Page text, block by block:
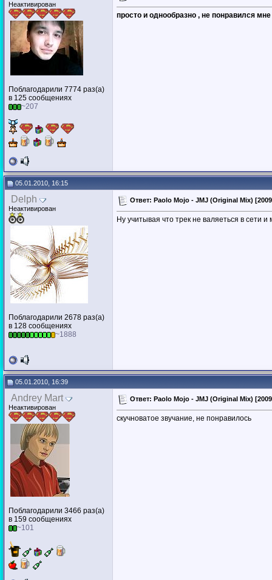
Неактивирован
Поблагодарили 7774 раз(а)
в 125 сообщениях
~207
просто и однообразно , не понравился мне
05.01.2010, 16:15
Delph
Неактивирован
Поблагодарили 2678 раз(а)
в 128 сообщениях
~1888
Ответ: Paolo Mojo - JMJ (Original Mix)
Ну учитывая что трек не валяеться в сети
05.01.2010, 16:39
Andrey Mart
Неактивирован
Поблагодарили 3466 раз(а)
в 159 сообщениях
~101
Ответ: Paolo Mojo - JMJ (Original Mix)
скучноватое звучание, не понравилось